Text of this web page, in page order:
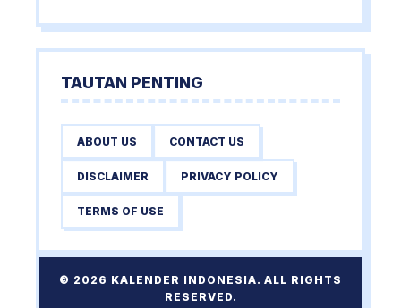
TAUTAN PENTING
ABOUT US CONTACT US
DISCLAIMER PRIVACY POLICY
TERMS OF USE
© 2026 KALENDER INDONESIA. ALL RIGHTS
RESERVED.